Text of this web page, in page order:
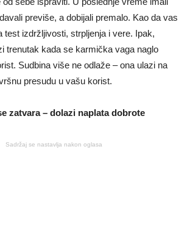
previše, a dobijali premalo. Kao da vas
test izdržljivosti, strpljenja i vere. Ipak,
trenutak kada se karmička vaga naglo
Sudbina više ne odlaže – ona ulazi na
presudu u vašu korist.
zatvara – dolazi naplata dobrote
Sadržaj se nastavlja nakon oglasa